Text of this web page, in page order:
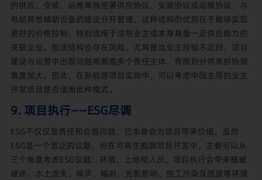
的供应、安装、运维单独签署供应协议、安装协议或运维协议，与
电站其他辅助设备的建设分开管理。这种结构的优势在于能够实现
更好的价格控制，特别适用于成熟业主或本身具备一定供应能力的
关联企业。但该结构也存在风险，尤其是当业主经验不足时，项目
建设与运营中出现问题将面临多个责任主体，界面划分带来的协调
难度加大。因此，在新能源项目实践中，可以考虑中国主导的业主
开发项目是否适用此种模式。
9. 项目执行——ESG尽调
ESG不仅仅是责任和合规问题，它本身会为项目带来价值。虽然
ESG是一个宽泛的议题，但在可再生能源项目开发中，主要可以从
三个角度考虑ESG议题：环境、土地和人员。项目执行会带来植被
破坏、水土流失、噪声、辐射、光影影响、施工污染及固废等环境